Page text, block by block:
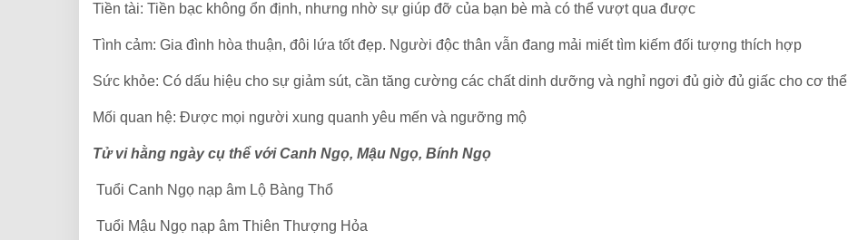
Tiền tài: Tiền bạc không ổn định, nhưng nhờ sự giúp đỡ của bạn bè mà có thể vượt qua được
Tình cảm: Gia đình hòa thuận, đôi lứa tốt đẹp. Người độc thân vẫn đang mải miết tìm kiếm đối tượng thích hợp
Sức khỏe: Có dấu hiệu cho sự giảm sút, cần tăng cường các chất dinh dưỡng và nghỉ ngơi đủ giờ đủ giấc cho cơ thể
Mối quan hệ: Được mọi người xung quanh yêu mến và ngưỡng mộ
Tử vi hằng ngày cụ thể với Canh Ngọ, Mậu Ngọ, Bính Ngọ
Tuổi Canh Ngọ nạp âm Lộ Bàng Thổ
Tuổi Mậu Ngọ nạp âm Thiên Thượng Hỏa